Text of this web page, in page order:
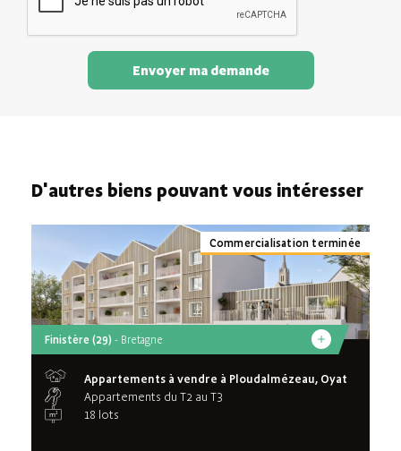
Envoyer ma demande
D'autres biens pouvant vous intéresser
Commercialisation terminée
Finistère (29) - Bretagne
Appartements à vendre à Ploudalmézeau, Oyat
Appartements du T2 au T3
18 lots